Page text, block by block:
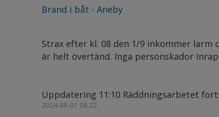
Brand i båt - Aneby
Strax efter kl. 08 den 1/9 inkommer larm
är helt övertänd. Inga personskador
Uppdatering 11:10 Räddningsarbetet
2024-09-01 08.22